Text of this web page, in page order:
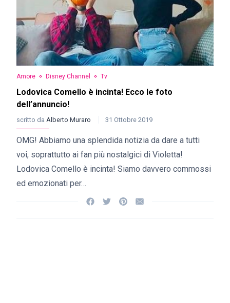
Amore Disney Channel Tv
Lodovica Comello è incinta! Ecco le foto
dell’annuncio!
scritto da Alberto Muraro 31 Ottobre 2019
OMG! Abbiamo una splendida notizia da dare a tutti
voi, soprattutto ai fan più nostalgici di Violetta!
Lodovica Comello è incinta! Siamo davvero commossi
ed emozionati per…